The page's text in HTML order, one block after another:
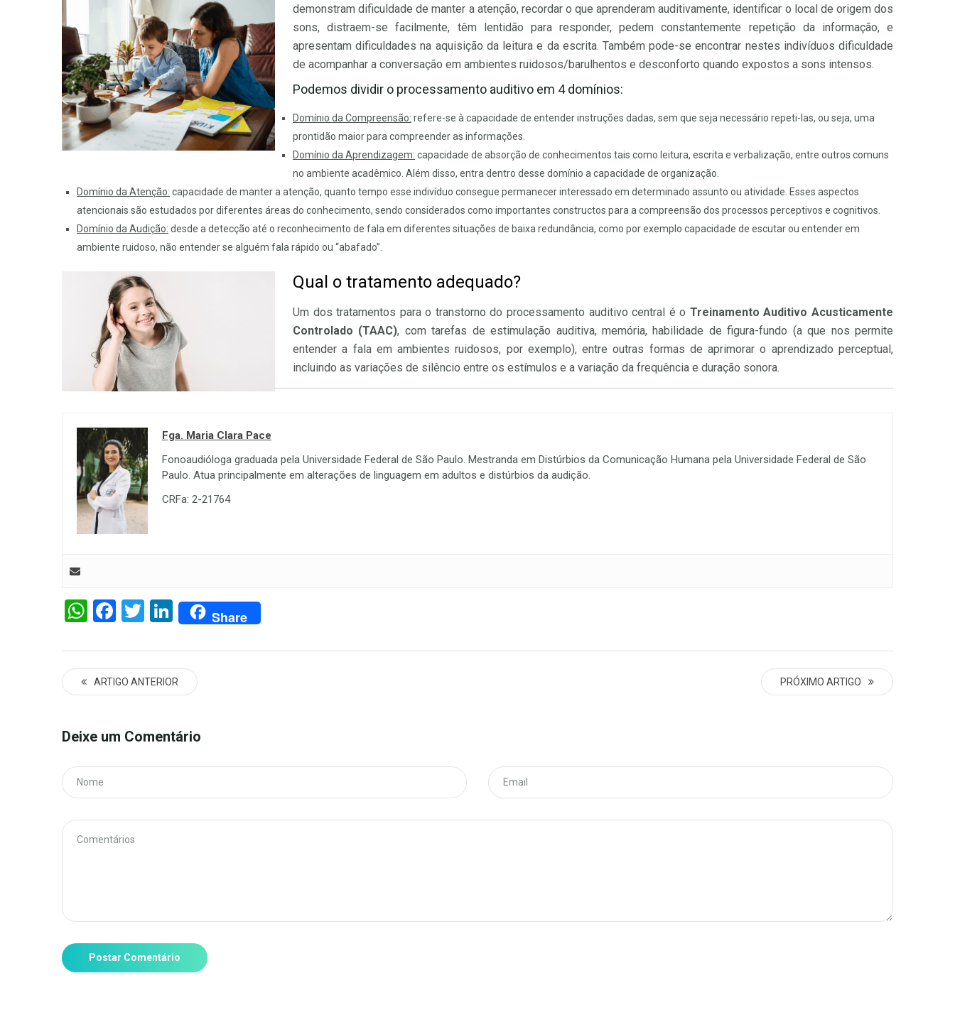
demonstram dificuldade de manter a atenção, recordar o que aprenderam auditivamente, identificar o local de origem dos
sons, distraem-se facilmente, têm lentidão para responder, pedem constantemente repetição da informação, e
apresentam dificuldades na aquisição da leitura e da escrita. Também pode-se encontrar nestes indivíduos dificuldade
de acompanhar a conversação em ambientes ruidosos/barulhentos e desconforto quando expostos a sons intensos.
Podemos dividir o processamento auditivo em 4 domínios:
Domínio da Compreensão: refere-se à capacidade de entender instruções dadas, sem que seja necessário repeti-las, ou seja, uma
prontidão maior para compreender as informações.
Domínio da Aprendizagem: capacidade de absorção de conhecimentos tais como leitura, escrita e verbalização, entre outros comuns
no ambiente acadêmico. Além disso, entra dentro desse domínio a capacidade de organização.
Domínio da Atenção: capacidade de manter a atenção, quanto tempo esse indivíduo consegue permanecer interessado em determinado assunto ou atividade. Esses aspectos
atencionais são estudados por diferentes áreas do conhecimento, sendo considerados como importantes constructos para a compreensão dos processos perceptivos e cognitivos.
Domínio da Audição: desde a detecção até o reconhecimento de fala em diferentes situações de baixa redundância, como por exemplo capacidade de escutar ou entender em
ambiente ruidoso, não entender se alguém fala rápido ou “abafado”.
Qual o tratamento adequado?
Um dos tratamentos para o transtorno do processamento auditivo central é o Treinamento Auditivo Acusticamente
Controlado (TAAC), com tarefas de estimulação auditiva, memória, habilidade de figura-fundo (a que nos permite
entender a fala em ambientes ruidosos, por exemplo), entre outras formas de aprimorar o aprendizado perceptual,
incluindo as variações de silêncio entre os estímulos e a variação da frequência e duração sonora.
Fga. Maria Clara Pace
Fonoaudióloga graduada pela Universidade Federal de São Paulo. Mestranda em Distúrbios da Comunicação Humana pela Universidade Federal de São
Paulo. Atua principalmente em alterações de linguagem em adultos e distúrbios da audição.
CRFa: 2-21764
WhatsApp
Facebook
Twitter
LinkedIn
Share
ARTIGO ANTERIOR PRÓXIMO ARTIGO
Deixe um Comentário
Postar Comentário